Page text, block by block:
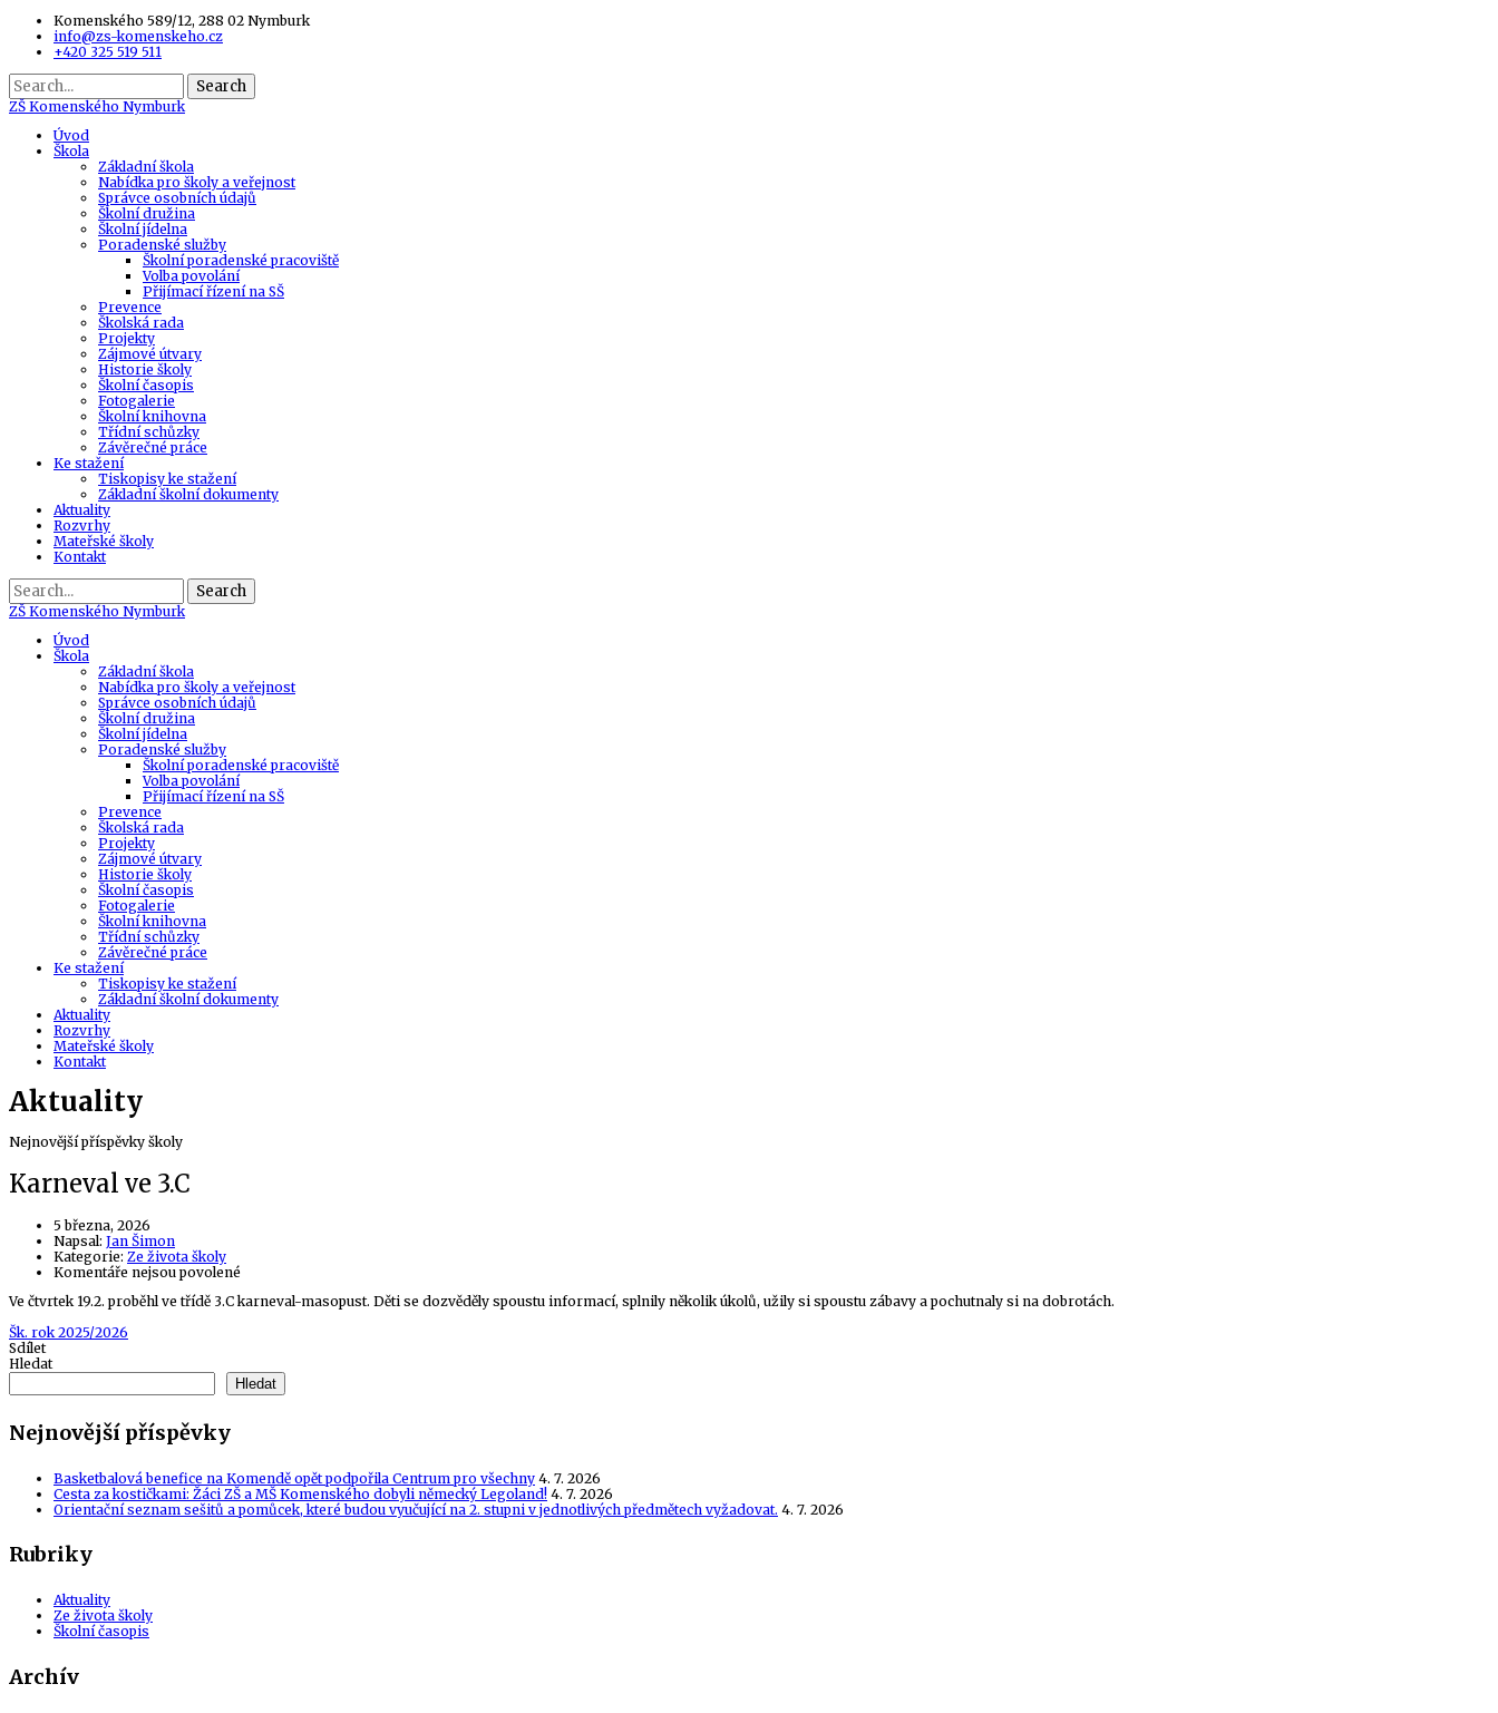
Komenského 589/12, 288 02 Nymburk
info@zs-komenskeho.cz
+420 325 519 511
Search
ZŠ Komenského Nymburk
Úvod
Škola
Základní škola
Nabídka pro školy a veřejnost
Správce osobních údajů
Školní družina
Školní jídelna
Poradenské služby
Školní poradenské pracoviště
Volba povolání
Přijímací řízení na SŠ
Prevence
Školská rada
Projekty
Zájmové útvary
Historie školy
Školní časopis
Fotogalerie
Školní knihovna
Třídní schůzky
Závěrečné práce
Ke stažení
Tiskopisy ke stažení
Základní školní dokumenty
Aktuality
Rozvrhy
Mateřské školy
Kontakt
Search
ZŠ Komenského Nymburk
Úvod
Škola
Základní škola
Nabídka pro školy a veřejnost
Správce osobních údajů
Školní družina
Školní jídelna
Poradenské služby
Školní poradenské pracoviště
Volba povolání
Přijímací řízení na SŠ
Prevence
Školská rada
Projekty
Zájmové útvary
Historie školy
Školní časopis
Fotogalerie
Školní knihovna
Třídní schůzky
Závěrečné práce
Ke stažení
Tiskopisy ke stažení
Základní školní dokumenty
Aktuality
Rozvrhy
Mateřské školy
Kontakt
Aktuality
Nejnovější příspěvky školy
Karneval ve 3.C
5 března, 2026
Napsal: Author
Jan Šimon
Kategorie: Ze života školy
Komentáře nejsou povolené
s
Ve čtvrtek 19.2. proběhl ve třídě 3.C karneval-masopust. Děti se dozvěděly spoustu informací, splnily několik úkolů, užily si spoustu zábavy a pochutnaly si na dobrotách.
Tags
Šk. rok 2025/2026
Sdílet
Hledat
Hledat
Nejnovější příspěvky
Basketbalová benefice na Komendě opět podpořila Centrum pro všechny 4. 7. 2026
Cesta za kostičkami: Žáci ZŠ a MŠ Komenského dobyli německý Legoland! 4. 7. 2026
Orientační seznam sešitů a pomůcek, které budou vyučující na 2. stupni v jednotlivých předmětech vyžadovat. 4. 7. 2026
Rubriky
Aktuality
Ze života školy
Školní časopis
Archív